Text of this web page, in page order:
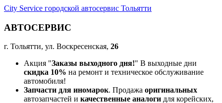
City Service городской автосервис Тольятти
АВТОСЕРВИС
г. Тольятти, ул. Воскресенская, 26
Акция "Заказы выходного дня!" В выходные дни
скидка 10% на ремонт и техническое обслуживание
автомобиля!
Запчасти для иномарок. Продажа оригинальных
автозапчастей и качественные аналоги для корейских,